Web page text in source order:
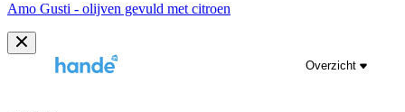
Amo Gusti - olijven gevuld met citroen
Overzicht